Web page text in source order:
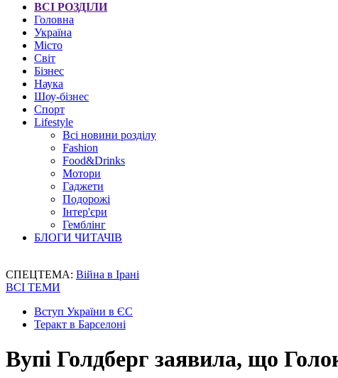
ВСІ РОЗДІЛИ
Головна
Україна
Місто
Світ
Бізнес
Наука
Шоу-бізнес
Спорт
Lifestyle
Всі новини розділу
Fashion
Food&Drinks
Мотори
Гаджети
Подорожі
Інтер'єри
Гемблінг
БЛОГИ ЧИТАЧІВ
СПЕЦТЕМА: Війна в Ірані
ВСІ ТЕМИ
Вступ України в ЄС
Теракт в Барселоні
Вупі Голдберг заявила, що